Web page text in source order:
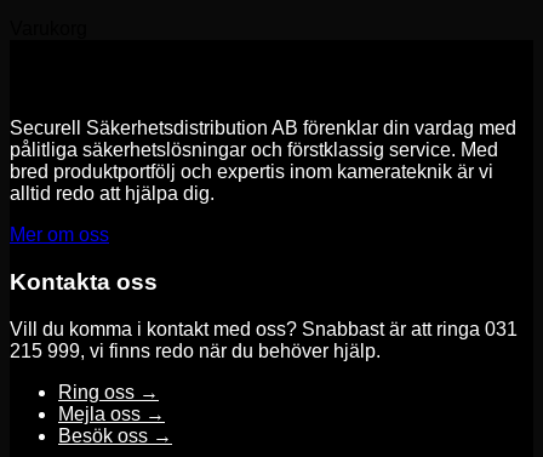
Securell Säkerhetsdistribution AB förenklar din vardag med
pålitliga säkerhetslösningar och förstklassig service. Med
bred produktportfölj och expertis inom kamerateknik är vi
alltid redo att hjälpa dig.
Mer om oss
Kontakta oss
Vill du komma i kontakt med oss? Snabbast är att ringa 031
215 999, vi finns redo när du behöver hjälp.
Ring oss →
Mejla oss →
Besök oss →